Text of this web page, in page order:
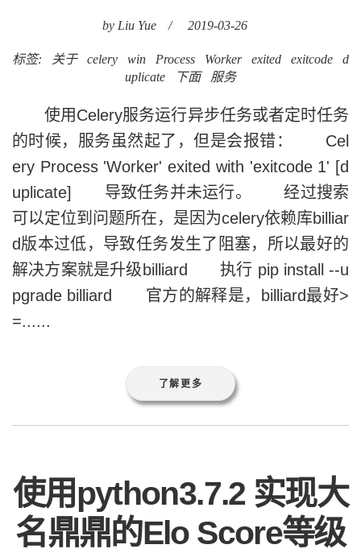
by Liu Yue / 2019-03-26
标签: 关于 celery win Process Worker exited exitcode
d
uplicate
下面 服务
使用Celery服务运行异步任务或者定时任务
的时候，服务虽然起了，但是会报错： Cel
ery Process 'Worker' exited with 'exitcode 1' [d
uplicate] 导致任务并未运行。 经过搜索
可以定位到问题所在，是因为celery依赖库billiar
d版本过低，导致任务发生了阻塞，所以最好的
解决方案就是升级billiard 执行 pip install --u
pgrade billiard 官方的解释是，billiard最好>
=......
了解更多
使用python3.7.2 实现大
名鼎鼎的Elo Score等级